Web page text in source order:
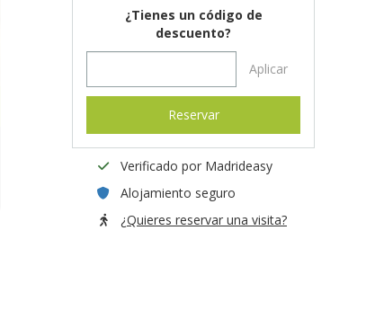
¿Tienes un código de
descuento?
Aplicar
Reservar
Verificado por Madrideasy
Alojamiento seguro
¿Quieres reservar una visita?